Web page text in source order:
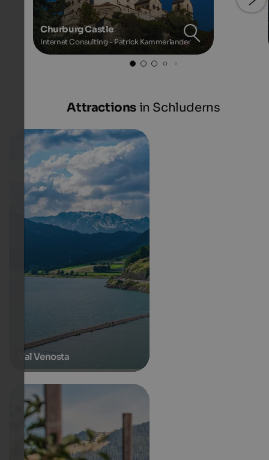
Churburg Castle
Internet Consulting - Patrick Kammerlander
Attractions in Schluderns
Val Venosta